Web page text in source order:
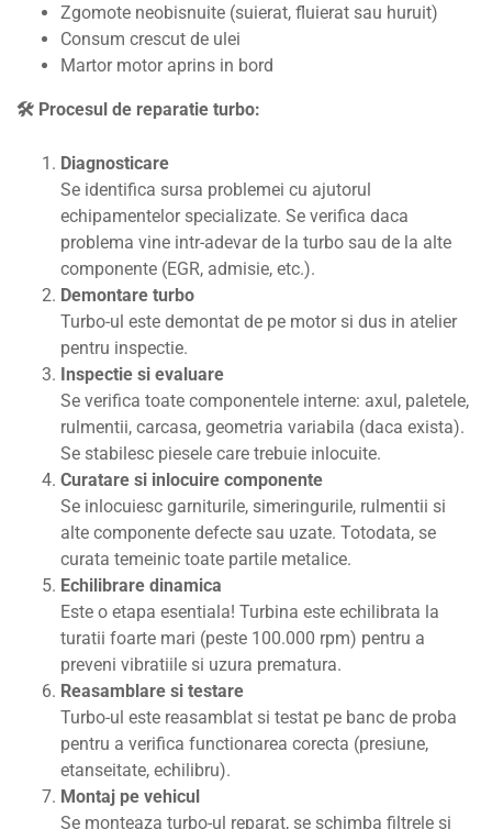
Zgomote neobisnuite (suierat, fluierat sau huruit)
Consum crescut de ulei
Martor motor aprins in bord
🛠️ Procesul de reparatie turbo:
Diagnosticare
Se identifica sursa problemei cu ajutorul
echipamentelor specializate. Se verifica daca
problema vine intr-adevar de la turbo sau de la alte
componente (EGR, admisie, etc.).
Demontare turbo
Turbo-ul este demontat de pe motor si dus in atelier
pentru inspectie.
Inspectie si evaluare
Se verifica toate componentele interne: axul, paletele,
rulmentii, carcasa, geometria variabila (daca exista).
Se stabilesc piesele care trebuie inlocuite.
Curatare si inlocuire componente
Se inlocuiesc garniturile, simeringurile, rulmentii si
alte componente defecte sau uzate. Totodata, se
curata temeinic toate partile metalice.
Echilibrare dinamica
Este o etapa esentiala! Turbina este echilibrata la
turatii foarte mari (peste 100.000 rpm) pentru a
preveni vibratiile si uzura prematura.
Reasamblare si testare
Turbo-ul este reasamblat si testat pe banc de proba
pentru a verifica functionarea corecta (presiune,
etanseitate, echilibru).
Montaj pe vehicul
Se monteaza turbo-ul reparat, se schimba filtrele si